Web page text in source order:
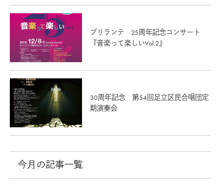
ブリランテ 25周年記念コンサート
『音楽って楽しいVol.2』
30周年記念 第54回足立区民合唱団定
期演奏会
今月の記事一覧